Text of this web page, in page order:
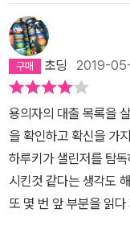
에서 퇴학을 당했다. 영
가 아니다. 공부할 의지
해서 뭘 하자는건지 납
퇴학을 당하고 집으로
차 있다. 전혀 납득할
마땅한 걸 어쩌랴. 그러
에 그럭저럭 잘 맞춰가
지? 그는 심지어 처음 만난 사람에게 하는 인사 조차도 하기 싫다. '정
말 환장할 노릇이다. 전
었던 친구마저도 등을
린 기억들을.'호밀밭의
않다. 그는 거의 모든
경험이 있으며, 그를 이
울한 상황을 뒤로 한 채
피한다. 그리고 그는 마
듯, 여러 가지 일을 겪
인물은 아니다. 냉소적
지 않는 불평이 대부분
담배를 피우며 여자를
초딩 2019-
용의자의 대출 목록을
을 확인하고 확신을 가
하루키가 샐린저를 탐
시킨것 같다는 생각도
또 몇 번 앞 부분을 읽